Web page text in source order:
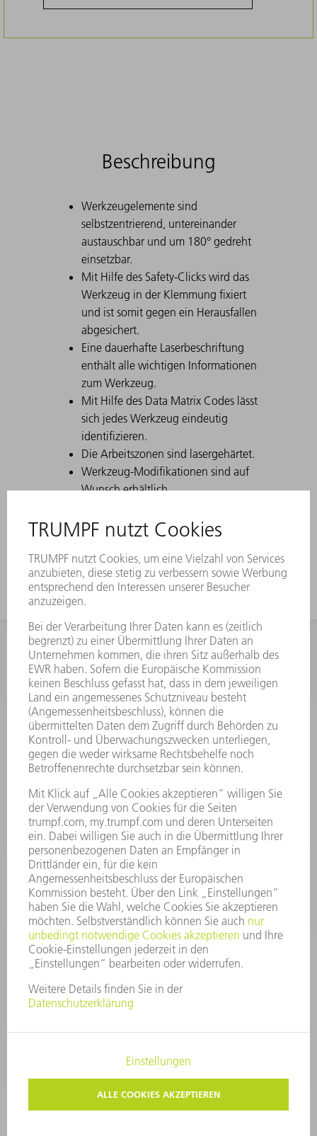
Beschreibung
Werkzeugelemente sind
selbstzentrierend, untereinander
austauschbar und um 180° gedreht
einsetzbar.
Mit Hilfe des Safety-Clicks wird das
Werkzeug in der Klemmung fixiert
und ist somit gegen ein Herausfallen
abgesichert.
Eine dauerhafte Laserbeschriftung
enthält alle wichtigen Informationen
zum Werkzeug.
Mit Hilfe des Data Matrix Codes lässt
sich jedes Werkzeug eindeutig
identifizieren.
Die Arbeitszonen sind lasergehärtet.
Werkzeug-Modifikationen sind auf
Wunsch erhältlich.
das Werkzeug mit großer
INFORMATION
Häufig gestellte Fragen
Allgemeine Geschäftsbedingungen
KONTAKT
Kundenbetreuung TRUMPF Werkzeugmaschinen
+49 7156 303 33222
Mo - Fr: 07:30 - 17:30 Uhr
Erweiterte Rufbereitschaft per Service App Mo - Fr:
06:30 - 20.00 Uhr Sa: 07:00 - 12:00 Uhr
Kundenbetreuung@trumpf.com
KONTAKT
Service TRUMPF Lasertechnik
+49 7156 303 37444
Mo - Fr: 07:30 - 18:00 Uhr
Additive Manufacturing 07:30 - 17:30 Uhr
spareparts.tld@trumpf.com
COPYRIGHT UND MARKENZEICHEN
NUTZUNGSBEDINGUNGEN
AGB